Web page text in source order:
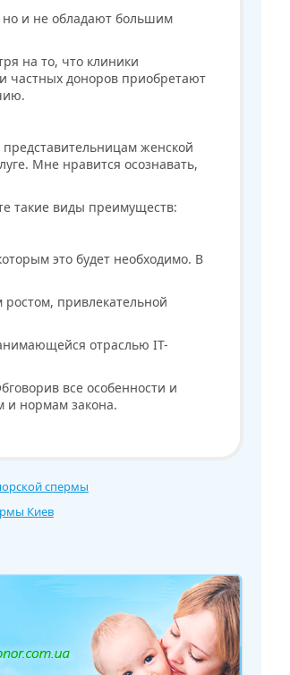
но и не обладают большим
на то, что клиники
частных доноров приобретают
женской
Мне нравится осознавать,
такие виды преимуществ:
это будет необходимо. В
привлекательной
отраслью IT-
все особенности и
и нормам закона.
спермы
Киев